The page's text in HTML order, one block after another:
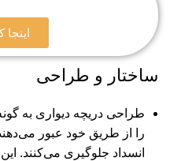
اینجا
ساختار و طراحی
طراحی دریچه‌ دیواری به
را از طریق خود عبور
انسداد جلوگیری می‌کنند.